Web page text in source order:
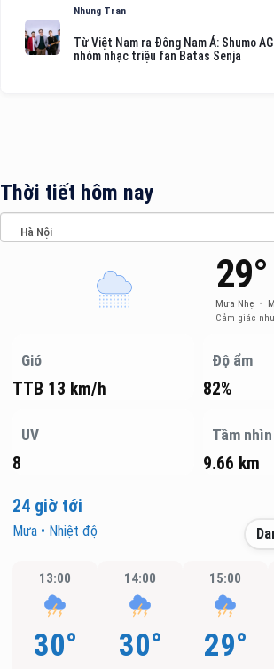
Nhung Tran
Từ Việt Nam ra Đông Nam Á: Shumo
nhóm nhạc triệu fan Batas Senja
Thời tiết hôm nay
Hà Nội
29°
Mưa Nhẹ •
Cảm giác
Gió
TTB 13 km/h
Độ ẩm
82%
UV
8
Tầm nhìn
9.66 km
24 giờ tới
Mưa • Nhiệt độ
13:00
30°
14:00
30°
15:00
29°